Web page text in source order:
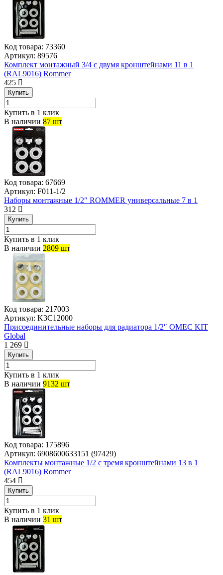
Код товара: 73360
Артикул: 89576
Комплект монтажный 3/4 с двумя кронштейнами 11 в 1
(RAL9016) Rommer
425
Купить
Купить в 1 клик
В наличии 87 шт
Код товара: 67669
Артикул: F011-1/2
Наборы монтажные 1/2″ ROMMER универсальные 7 в 1
312
Купить
Купить в 1 клик
В наличии 2809 шт
Код товара: 217003
Артикул: K3C12000
Присоединительные наборы для радиатора 1/2″ OMEC KIT
Global
1 269
Купить
Купить в 1 клик
В наличии 9132 шт
Код товара: 175896
Артикул: 6908600633151 (97429)
Комплекты монтажные 1/2 с тремя кронштейнами 13 в 1
(RAL9016) Rommer
454
Купить
Купить в 1 клик
В наличии 31 шт